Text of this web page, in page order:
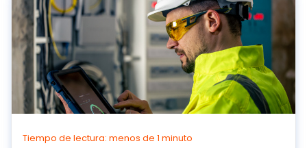
Tiempo de lectura: menos de 1 minuto